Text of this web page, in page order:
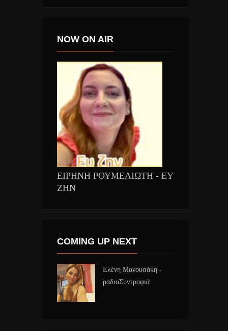
NOW ON AIR
ΕΙΡΗΝΗ ΡΟΥΜΕΛΙΩΤΗ - ΕΥ
ΖΗΝ
COMING UP NEXT
Ελένη Μανουσάκη -
ραδιοΣυντροφιά